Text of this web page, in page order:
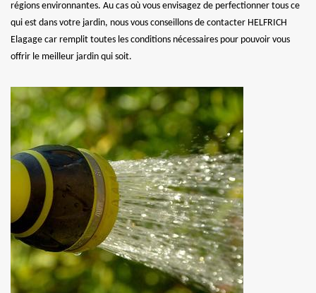
régions environnantes. Au cas où vous envisagez de perfectionner tous ce
qui est dans votre jardin, nous vous conseillons de contacter HELFRICH
Elagage car remplit toutes les conditions nécessaires pour pouvoir vous
offrir le meilleur jardin qui soit.